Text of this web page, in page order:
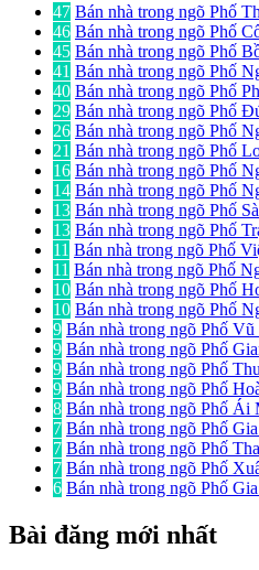
47 Bán nhà trong ngõ Phố
46 Bán nhà trong ngõ Phố
45 Bán nhà trong ngõ Phố
41 Bán nhà trong ngõ Phố
40 Bán nhà trong ngõ Phố
29 Bán nhà trong ngõ Phố
26 Bán nhà trong ngõ Phố
21 Bán nhà trong ngõ Phố
16 Bán nhà trong ngõ Phố
14 Bán nhà trong ngõ Phố
13 Bán nhà trong ngõ Phố
13 Bán nhà trong ngõ Phố
11 Bán nhà trong ngõ Phố
11 Bán nhà trong ngõ Phố
10 Bán nhà trong ngõ Phố
10 Bán nhà trong ngõ Phố
9 Bán nhà trong ngõ Phố
9 Bán nhà trong ngõ Phố
9 Bán nhà trong ngõ Phố
9 Bán nhà trong ngõ Phố
8 Bán nhà trong ngõ Phố Ái
7 Bán nhà trong ngõ Phố
7 Bán nhà trong ngõ Phố
7 Bán nhà trong ngõ Phố
6 Bán nhà trong ngõ Phố
Bài đăng mới nhất